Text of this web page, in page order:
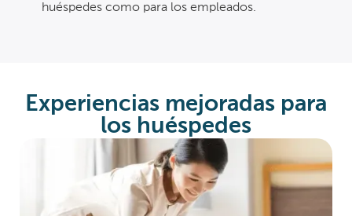
huéspedes como para los empleados.
Experiencias mejoradas para
los huéspedes